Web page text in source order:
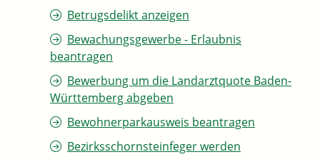
Betrugsdelikt anzeigen
Bewachungsgewerbe - Erlaubnis
beantragen
Bewerbung um die Landarztquote Baden-
Württemberg abgeben
Bewohnerparkausweis beantragen
Bezirksschornsteinfeger werden